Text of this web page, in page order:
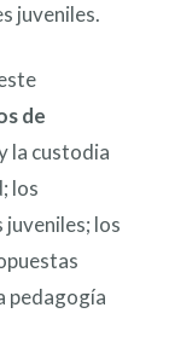
juveniles.
de
la custodia
los
los
pedagogía